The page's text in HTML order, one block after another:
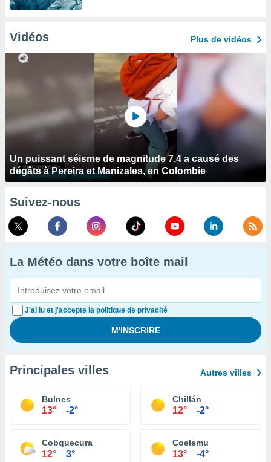
Vidéos Plus de vidéos
Un puissant séisme de magnitude 7,4 a causé des
dégâts à Pereira et Manizales, en Colombie
Suivez-nous
La Météo dans votre boîte mail
J'ai lu et j'accepte la politique de privacité
Principales villes Autres villes
Bulnes
13° -2°
Chillán
12° -2°
Cobquecura
12° 3°
Coelemu
13° -4°